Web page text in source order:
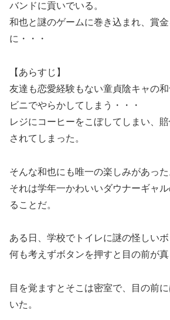
バンドに貢いでいる。
和也と謎のゲームに巻き込まれ、賞
に・・・
【あらすじ】
友達も恋愛経験もない童貞陰キャの
ビニでやらかしてしまう・・・
レジにコーヒーをこぼしてしまい、
されてしまった。
そんな和也にも唯一の楽しみがあった
それは学年一かわいいダウナーギャ
ることだ。
ある日、学校でトイレに謎の怪しいボ
何も考えずボタンを押すと目の前が真
目を覚ますとそこは密室で、目の前
いた。